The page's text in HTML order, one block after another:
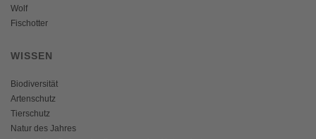
Wolf
Fischotter
WISSEN
Biodiversität
Artenschutz
Tierschutz
Natur des Jahres